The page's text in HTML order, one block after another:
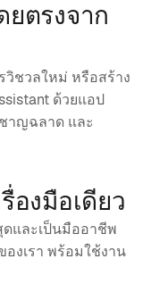
ตรงจาก
วิชวลใหม่ หรือสร้าง
ด้วยแอป
าญฉลาด และ
องมือเดียว
ดและเป็นมืออาชีพ
งเรา พร้อมใช้งาน